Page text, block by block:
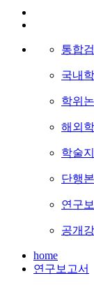
통합
국내
학위
해외
학술지
단행본
연구
공개
home
연구보고서